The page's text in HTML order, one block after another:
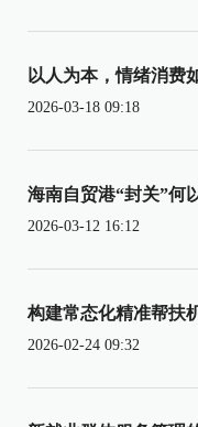
以人为本，情绪消费
2026-03-18 09:18
海南自贸港“封关”何
2026-03-12 16:12
构建常态化精准帮扶
2026-02-24 09:32